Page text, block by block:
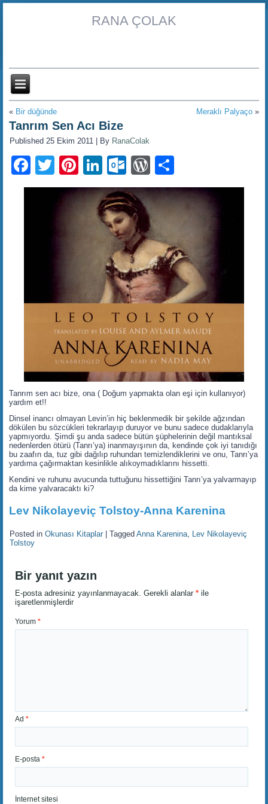
RANA ÇOLAK
« Bir düğünde Meraklı Palyaço»
Tanrım Sen Acı Bize
Published 25 Ekim 2011 By RanaColak
Facebook
TwitterPinterest
LinkedIn
Outlook.com
WordPress
Tanrım sen acı bize, ona ( Doğum yapmakta olan eşi için kullanıyor)
yardım et!!
Dinsel inancı olmayan Levin’in hiç beklenmedik bir şekilde ağzından
dökülen bu sözcükleri tekrarlayıp duruyor ve bunu sadece dudaklarıyla
yapmıyordu. Şimdi şu anda sadece bütün şüphelerinin değil mantıksal
nedenlerden ötürü (Tanrı’ya) inanmayışının da, kendinde çok iyi tanıdığı
bu zaafın da, tuz gibi dağılıp ruhundan temizlendiklerini ve onu, Tanrı’ya
yardıma çağırmaktan kesinlikle alıkoymadıklarını hissetti.
Kendini ve ruhunu avucunda tuttuğunu hissettiğini Tanrı’ya yalvarmayıp
da kime yalvaracaktı ki?
Lev Nikolayeviç Tolstoy-Anna Karenina
Posted in Okunası Kitaplar |Tagged Anna Karenina, Lev Nikolayeviç
Tolstoy
Bir yanıt yazın
E-posta adresiniz yayınlanmayacak. Gerekli alanlar* ile
işaretlenmişlerdir
Yorum*
Ad*
E-posta*
İnternet sitesi